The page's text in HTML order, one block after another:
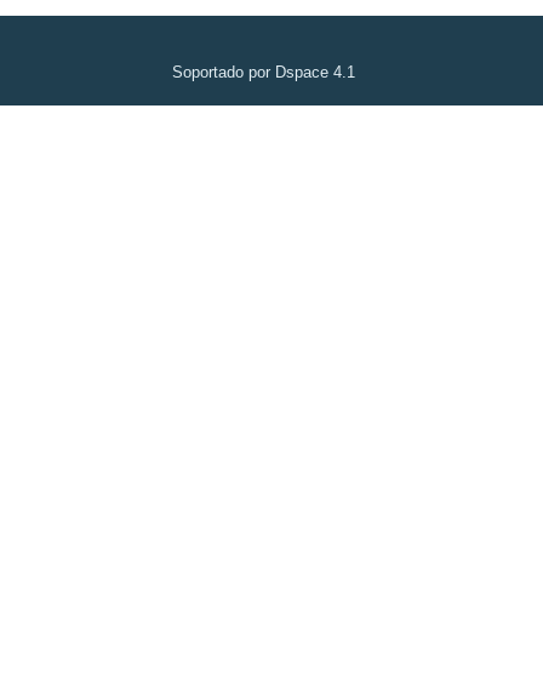
Soportado por Dspace 4.1